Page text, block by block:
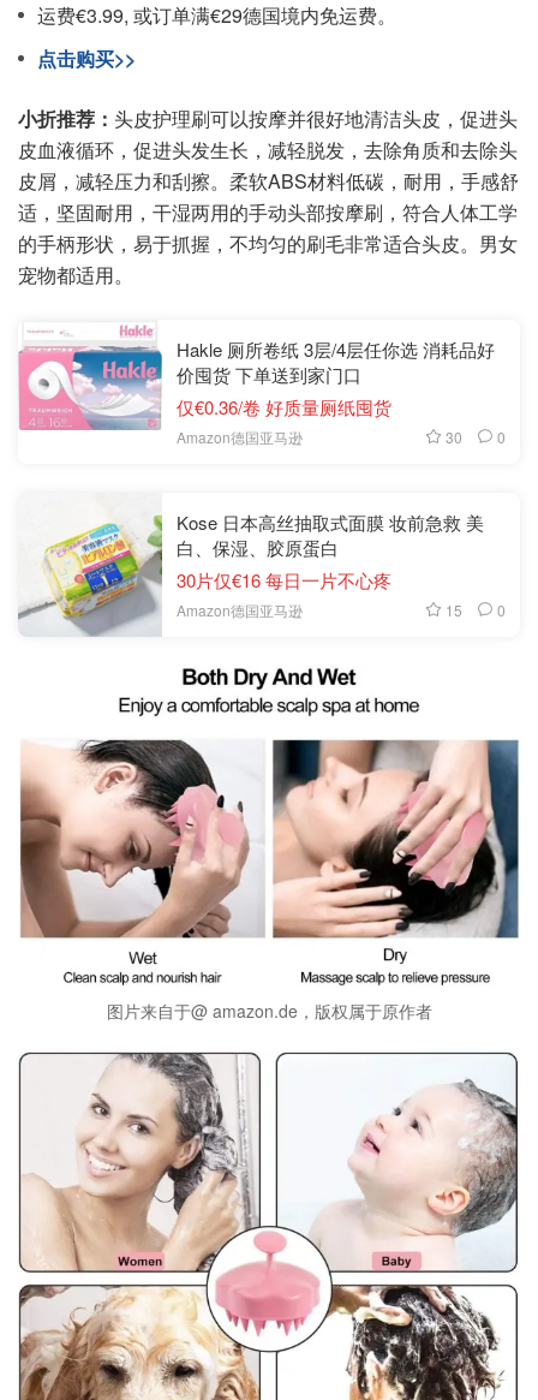
运费€3.99, 或订单满€29德国境内免运费。
点击购买>>
小折推荐： 头皮护理刷可以按摩并很好地清洁头皮，促进头
皮血液循环，促进头发生长，减轻脱发，去除角质和去除头
皮屑，减轻压力和刮擦。柔软ABS材料低碳，耐用，手感舒
适，坚固耐用，干湿两用的手动头部按摩刷，符合人体工学
的手柄形状，易于抓握，不均匀的刷毛非常适合头皮。男女
宠物都适用。
Hakle 厕所卷纸 3层/4层任你选 消耗品好
价囤货 下单送到家门口
仅€0.36/卷 好质量厕纸囤货
Amazon德国亚马逊 30 0
Kose 日本高丝抽取式面膜 妆前急救 美
白、保湿、胶原蛋白
30片仅€16 每日一片不心疼
Amazon德国亚马逊 15 0
图片来自于@ amazon.de，版权属于原作者